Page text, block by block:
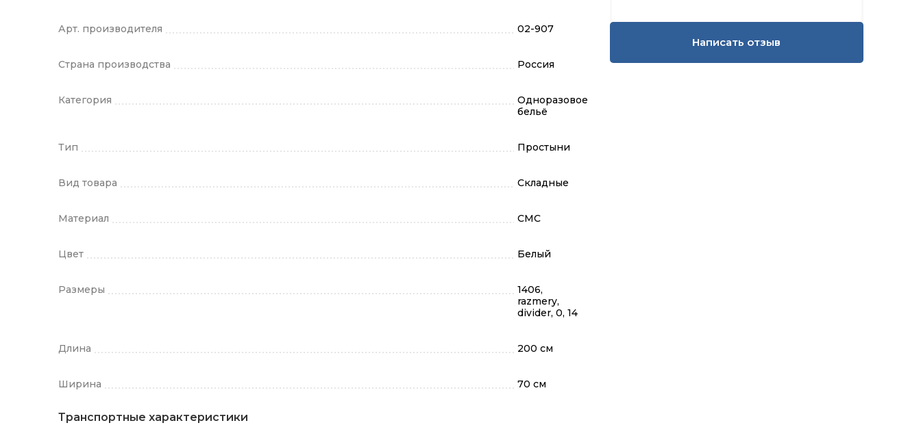
Написать отзыв
Арт. производителя 02-907
Страна производства Россия
Категория
Одноразовое
бельё
Тип Простыни
Вид товара Складные
Материал СМС
Цвет Белый
Размеры
1406,
razmery,
divider, 0, 14
Длина 200 см
Ширина 70 см
Транспортные характеристики